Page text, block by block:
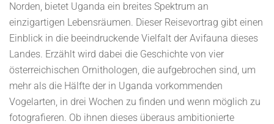
Norden, bietet Uganda ein breites Spektrum an
einzigartigen Lebensräumen. Dieser Reisevortrag gibt einen
Einblick in die beeindruckende Vielfalt der Avifauna dieses
Landes. Erzählt wird dabei die Geschichte von vier
österreichischen Ornithologen, die aufgebrochen sind, um
mehr als die Hälfte der in Uganda vorkommenden
Vogelarten, in drei Wochen zu finden und wenn möglich zu
fotografieren. Ob ihnen dieses überaus ambitionierte